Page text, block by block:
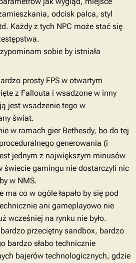
odcisk palca, styl
Każdy z tych NPC może stać się
sobie by istniała
prosty FPS w otwartym
z Fallouta i wsadzone w inny
jest wsadzenie tego w
świat.
w ramach gier Bethesdy, bo do tej
generowania (i
jednym z największym minusów
świecie gamingu nie dostarczyli nic
w NMS.
ma co w ogóle łapało by się pod
ani gameplayowo nie
wcześniej na rynku nie było.
przeciętny sandbox, bardzo
bardzo słabo technicznie
bajerów technologicznych, gdzie